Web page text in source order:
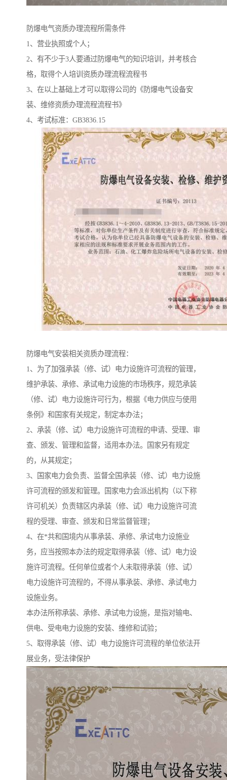
防爆电气资质办理流程所需条件
1、营业执照或个人；
2、有不少于3人要通过防爆电气的知识培训，并考核合
格，取得个人培训资质办理流程流程书
3、在以上基础上才可以取得公司的《防爆电气设备安
装、维修资质办理流程流程书》
4、考试标准：GB3836.15
防爆电气安装相关资质办理流程：
1、为了加强承装（修、试）电力设施许可流程的管理，
维护承装、承修、承试电力设施的市场秩序，规范承装
（修、试）电力设施许可行为，根据《电力供应与使用
条例》和国家有关规定，制定本办法；
2、承装（修、试）电力设施许可流程的申请、受理、审
查、颁发、管理和监督，适用本办法。国家另有规定
的，从其规定；
3、国家电力会负责、监督全国承装（修、试）电力设施
许可流程的颁发和管理。国家电力会派出机构（以下称
许可机关）负责辖区内承装（修、试）电力设施许可流
程的受理、审查、颁发和日常监督管理；
4、在*共和国境内从事承装、承修、承试电力设施业
务，应当按照本办法的规定取得承装（修、试）电力设
施许可流程。任何单位或者个人未取得承装（修、试）
电力设施许可流程的，不得从事承装、承修、承试电力
设施业务。
本办法所称承装、承修、承试电力设施，是指对输电、
供电、受电电力设施的安装、维修和试验；
5、取得承装（修、试）电力设施许可流程的单位依法开
展业务，受法律保护